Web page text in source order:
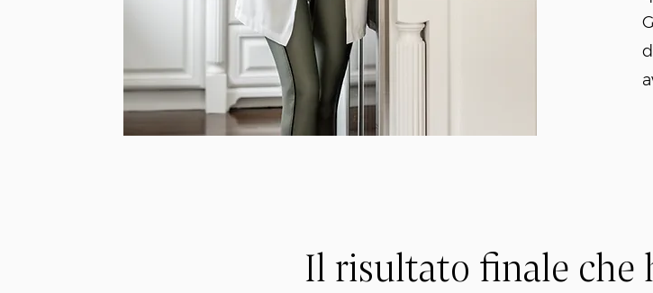
Il risultato finale che